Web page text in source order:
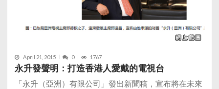
April 21, 2015 0 1767
永升發聲明：打造香港人愛戴的電視台
「永升（亞洲）有限公司」發出新聞稿，宣布將在未來